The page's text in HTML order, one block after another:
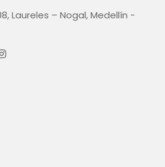
Laureles – Nogal, Medellín -